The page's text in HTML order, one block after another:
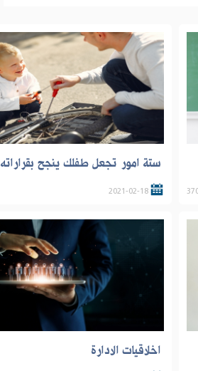
ستة امور تجعل طفلك ينجح بقراراته
2021-02-18
اخلاقيات الادارة